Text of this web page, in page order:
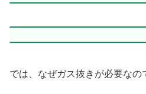
では、なぜガス抜きが必要なの